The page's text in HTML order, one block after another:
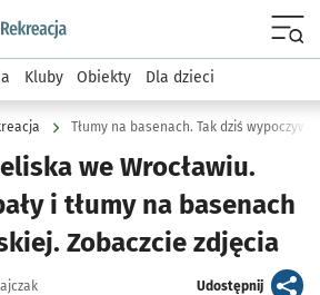
podserwis: Sport i rekreacja
Kluby Obiekty Dla dzieci
Tłumy na basenach. Tak dziś
we Wrocławiu.
i tłumy na basenach
Zobaczcie zdjęcia
Udostępnijartykuł